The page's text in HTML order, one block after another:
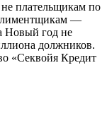
плательщикам по
—
Новый год не
должников.
«Секвойя Кредит